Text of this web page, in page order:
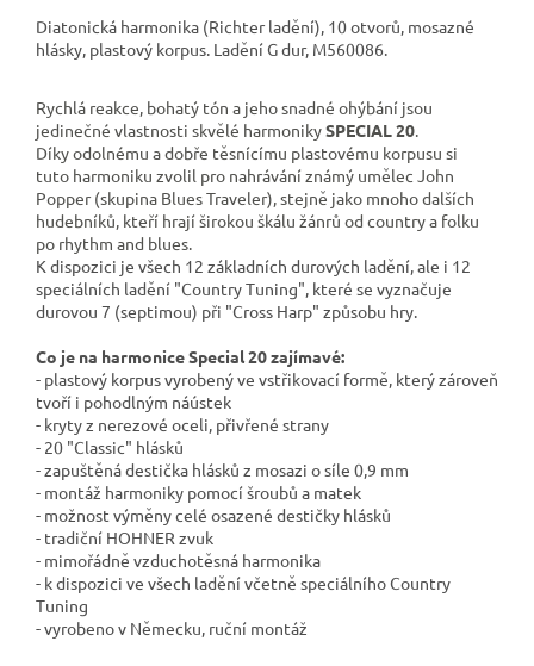
Diatonická harmonika (Richter ladění), 10 otvorů, mosazné
hlásky, plastový korpus. Ladění G dur, M560086.
Rychlá reakce, bohatý tón a jehosnadné ohýbání jsou
jedinečné vlastnosti skvělé harmonikySPECIAL 20.
Díkyodolnému a dobře těsnícímu plastovému korpusu si
tuto harmoniku zvolil pro nahrávání známý umělec John
Popper (skupina BluesTraveler), stejně jako mnoho dalších
hudebníků, kteří hrají širokou škálu žánrů od country a folku
po rhythm and blues.
K dispozici je všech 12 základních durových ladění, ale i 12
speciálních ladění "Country Tuning", které se vyznačuje
durovou 7 (septimou) při "Cross Harp" způsobu hry.
Co je na harmonice Special 20 zajímavé:
- plastový korpus vyrobený ve vstřikovací formě, který zároveň
tvoří i pohodlným náústek
- kryty z nerezové oceli, přivřené strany
- 20 "Classic" hlásků
- zapuštěná destička hlásků z mosazi o síle 0,9 mm
- montáž harmoniky pomocí šroubů a matek
- možnost výměny celé osazené destičky hlásků
- tradiční HOHNER zvuk
- mimořádně vzduchotěsná harmonika
- k dispozici ve všech ladění včetně speciálního Country
Tuning
- vyrobeno v Německu, ruční montáž